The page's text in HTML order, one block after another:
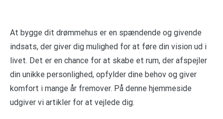
At bygge dit drømmehus er en spændende og givende
indsats, der giver dig mulighed for at føre din vision ud i
livet. Det er en chance for at skabe et rum, der afspejler
din unikke personlighed, opfylder dine behov og giver
komfort i mange år fremover. På denne hjemmeside
udgiver vi artikler for at vejlede dig.